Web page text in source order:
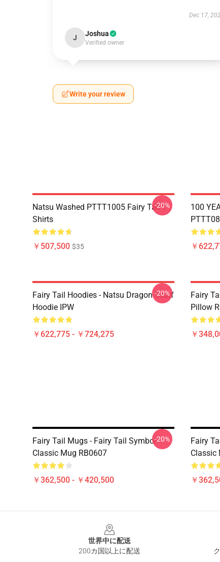
Dec 17,
J Joshua
Verified owner
Write your review
Natsu Washed PTTT1005 Fairy Tail T-
Shirts
￥507,500 $35
-20%
100
￥
Fairy Tail Hoodies - Natsu Dragon Scarf
Hoodie IPW
￥622,775 - ￥724,275
-20%
Fairy
Pillow
￥
Fairy Tail Mugs - Fairy Tail Symbol
Classic Mug RB0607
￥362,500 - ￥420,500
-20%
Fairy
Classic
￥
世界中に配送
200カ国以上に配送